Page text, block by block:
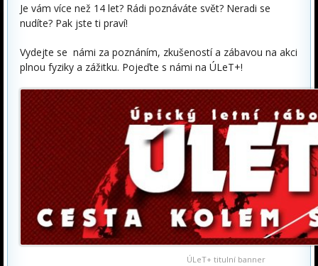
Je vám více než 14 let? Rádi poznáváte svět? Neradi se
nudíte? Pak jste ti praví!
Vydejte se námi za poznáním, zkušeností a zábavou na akci
plnou fyziky a zážitku. Pojeďte s námi na ÚLeT+!
ÚLeT+ titulní banner